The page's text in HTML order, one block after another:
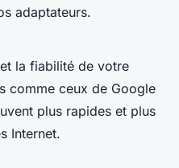
adaptateurs.
la fiabilité de votre
comme ceux de Google
plus rapides et plus
Internet.